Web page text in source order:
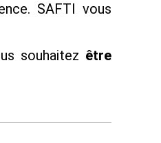
SAFTI vous
souhaitez être